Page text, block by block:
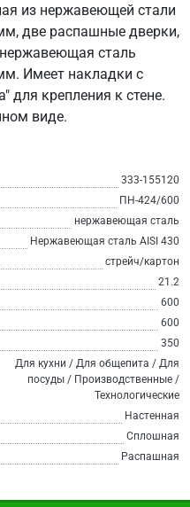
из нержавеющей стали
две распашные дверки,
нержавеющая сталь
Имеет накладки с
для крепления к стене.
виде.
333-155120
ПН-424/600
нержавеющая сталь
Нержавеющая сталь AISI 430
стрейч/картон
21.2
600
600
350
Для кухни / Для общепита / Для
посуды / Производственные /
Технологические
Настенная
Сплошная
Распашная